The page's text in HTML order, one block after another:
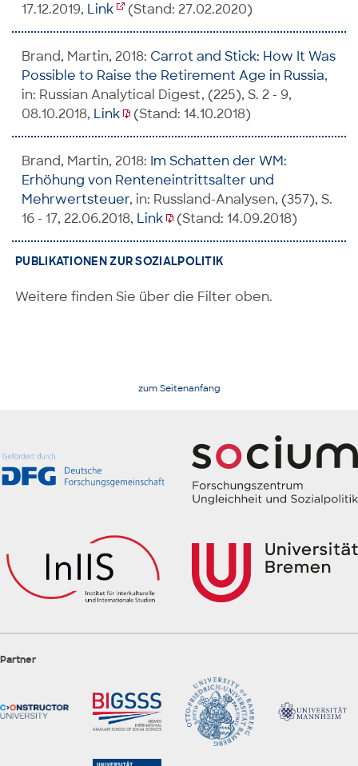
17.12.2019, Link (Stand: 27.02.2020)
Brand, Martin, 2018: Carrot and Stick: How It Was
Possible to Raise the Retirement Age in Russia,
in: Russian Analytical Digest, (225), S. 2 - 9,
08.10.2018, Link (Stand: 14.10.2018)
Brand, Martin, 2018: Im Schatten der WM:
Erhöhung von Renteneintrittsalter und
Mehrwertsteuer, in: Russland-Analysen, (357), S.
16 - 17, 22.06.2018, Link (Stand: 14.09.2018)
PUBLIKATIONEN ZUR SOZIALPOLITIK
Weitere finden Sie über die Filter oben.
zum Seitenanfang
Partner